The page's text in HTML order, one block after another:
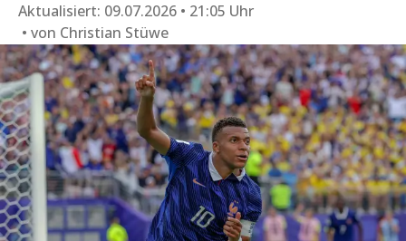
Aktualisiert: 09.07.2026 • 21:05 Uhr
von Christian Stüwe